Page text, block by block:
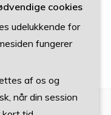
cookies
udelukkende for
fungerer
af os og
når din session